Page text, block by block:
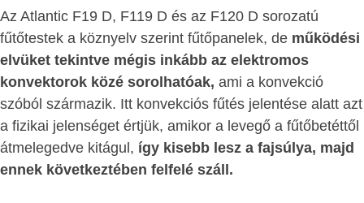
Az Atlantic F19 D, F119 D és az F120 D sorozatú
fűtőtestek a köznyelv szerint fűtőpanelek, de működési
elvüket tekintve mégis inkább az elektromos
konvektorok közé sorolhatóak, ami a konvekció
szóból származik. Itt konvekciós fűtés jelentése alatt azt
a fizikai jelenséget értjük, amikor a levegő a fűtőbetéttől
átmelegedve kitágul, így kisebb lesz a fajsúlya, majd
ennek következtében felfelé száll.